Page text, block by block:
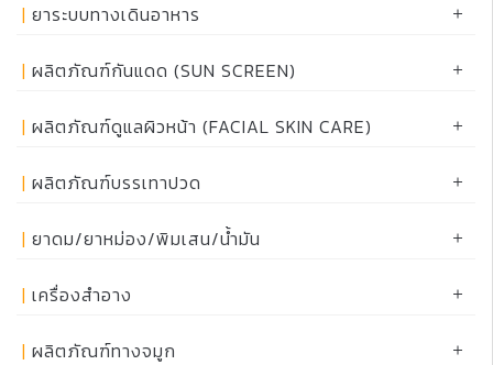
ยาระบบทางเดินอาหาร
ผลิตภัณฑ์กันแดด (SUN SCREEN)
ผลิตภัณฑ์ดูแลผิวหน้า (FACIAL SKIN CARE)
ผลิตภัณฑ์บรรเทาปวด
ยาดม/ยาหม่อง/พิมเสน/น้ำมัน
เครื่องสำอาง
ผลิตภัณฑ์ทางจมูก